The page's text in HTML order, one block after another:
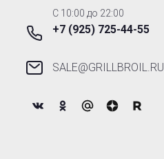
C 10:00 до 22:00
+7 (925) 725-44-55
SALE@GRILLBROIL.RU